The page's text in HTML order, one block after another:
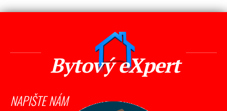
Bytový eXpert
NAPIŠTE NÁM